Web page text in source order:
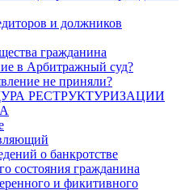
и должников
гражданина
в Арбитражный суд?
не приняли?
РЕСТРУКТУРИЗАЦИИ
о банкротстве
состояния гражданина
и фикитивного